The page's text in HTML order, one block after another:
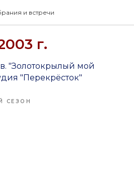
и встречи
г.
"Золотокрылый мой
"Перекрёсток"
СЕЗОН